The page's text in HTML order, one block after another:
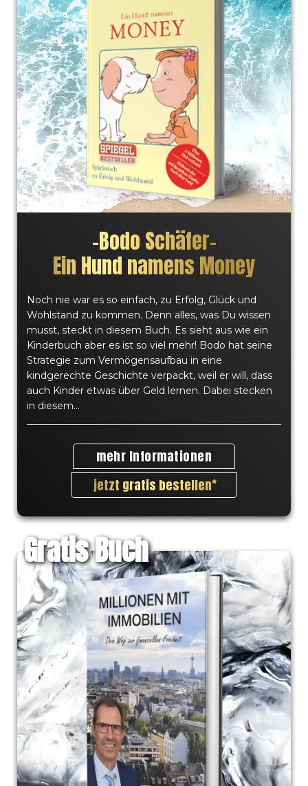
und mir hilft jedes Buch, dass in irgend einer Weise
meine Persönlichkeit weiterentwickelt. Sau stark von
den Autoren, ihr Wissen kostenlos raus zu geben, vielen
Dank."
–Bodo Schäfer–
Ein Hund namens Money
Noch nie war es so einfach, zu Erfolg, Glück und
Wohlstand zu kommen. Denn alles, was Du wissen
musst, steckt in diesem Buch. Es sieht aus wie ein
Kinderbuch aber es ist so viel mehr! Bodo hat seine
Strategie zum Vermögensaufbau in eine
kindgerechte Geschichte verpackt, weil er will, dass
auch Kinder etwas über Geld lernen. Dabei stecken
in diesem...
mehr Informationen
jetzt gratis bestellen
Gratis Buch